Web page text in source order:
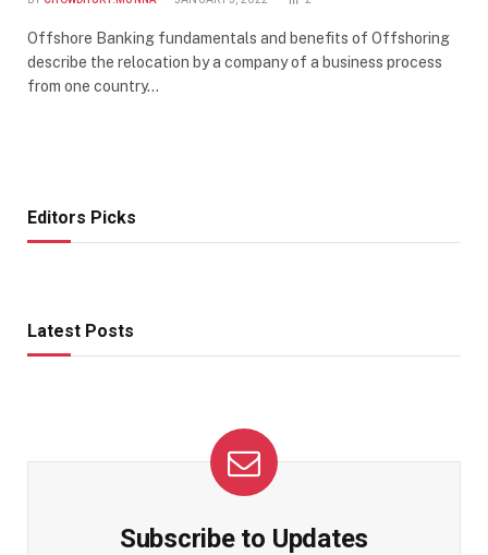
Offshore Banking fundamentals and benefits of Offshoring
describe the relocation by a company of a business process
from one country…
Editors Picks
Latest Posts
Subscribe to Updates